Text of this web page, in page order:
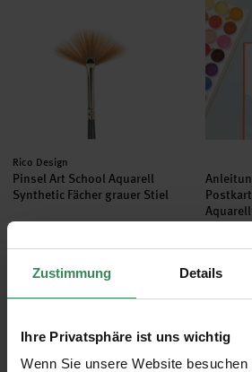
Zustimmung Details
Ihre Privatsphäre ist uns wichtig
Wenn Sie unsere Website besuchen
Hersteller:
Rico Design
Pinsel Art School Aquarell
Synthetic Fächer grauer Stiel
Ab 6,49 € Gratis